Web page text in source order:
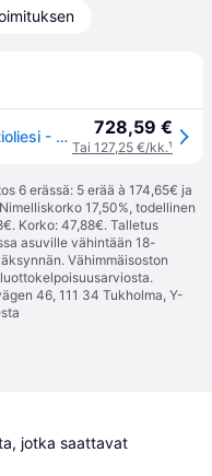
Siemens iQ700 EX675LYV1E Induktioliesi - 60 cm. 728,59 €
Tai 127,25 €/kk.¹
6 erässä: 5 erää à 174,65€ ja
17,50%, todellinen
Korko: 47,88€. Talletus
asuville vähintään 18-
Vähimmäisoston
46, 111 34 Tukholma, Y-
jotka saattavat